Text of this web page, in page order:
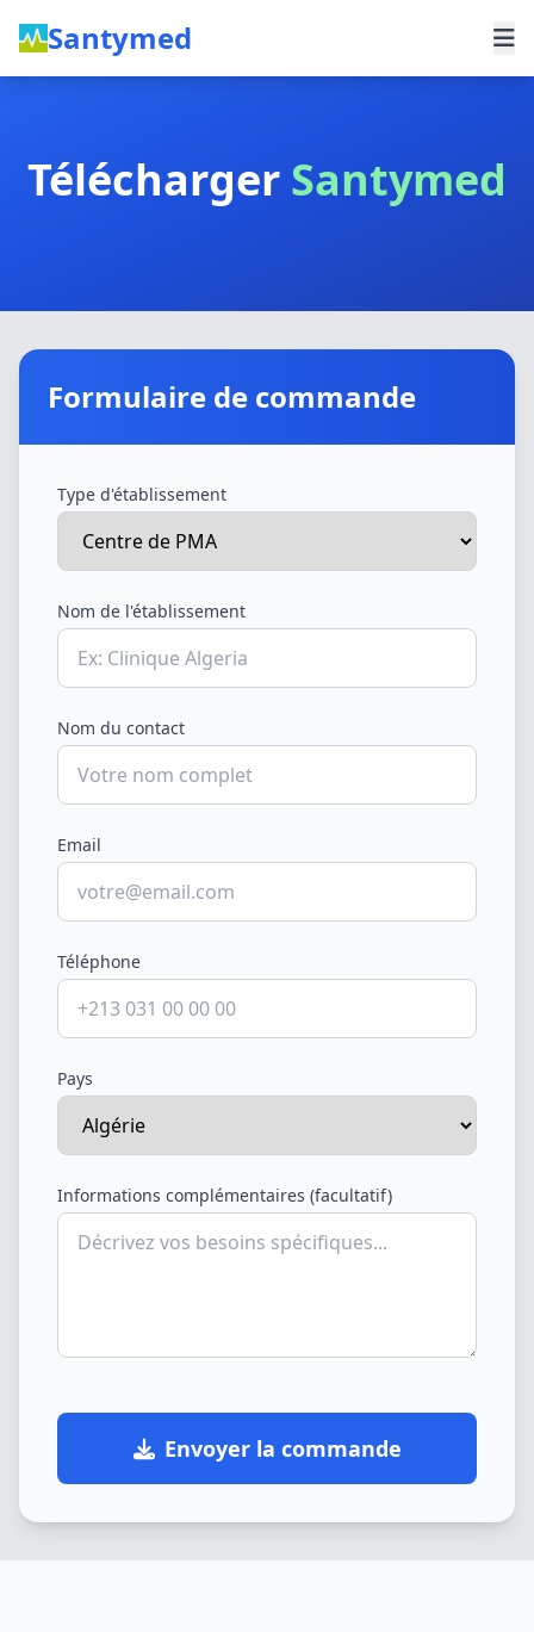
Santymed
Télécharger Santymed
Formulaire de commande
Type d'établissement
Nom de l'établissement
Nom du contact
Email
Téléphone
Pays
Informations complémentaires (facultatif)
Envoyer la commande